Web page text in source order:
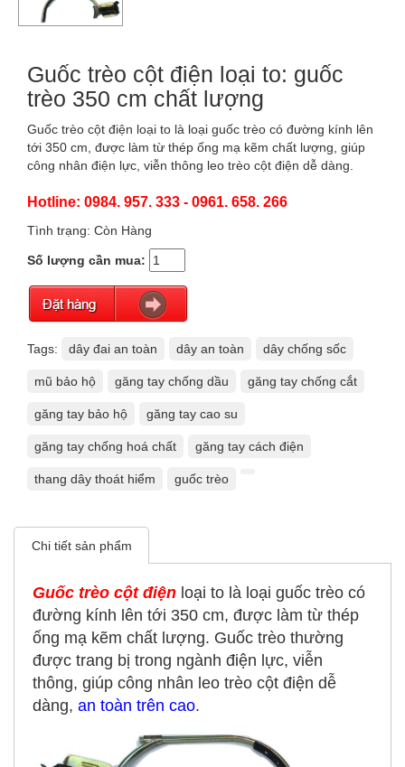
Guốc trèo cột điện loại to: guốc
trèo 350 cm chất lượng
Guốc trèo cột điện loại to là loại guốc trèo có đường kính lên
tới 350 cm, được làm từ thép ống mạ kẽm chất lượng, giúp
công nhân điện lực, viễn thông leo trèo cột điện dễ dàng.
Hotline: 0984. 957. 333 - 0961. 658. 266
Tình trạng: Còn Hàng
Số lượng cần mua:
Tags: dây đai an toàn dây an toàn dây chống sốc
mũ bảo hộ găng tay chống dầu găng tay chống cắt
găng tay bảo hộ găng tay cao su
găng tay chống hoá chất găng tay cách điện
thang dây thoát hiểm guốc trèo
Chi tiết sản phẩm
Guốc trèo cột điện loại to là loại guốc trèo có
đường kính lên tới 350 cm, được làm từ thép
ống mạ kẽm chất lượng. Guốc trèo thường
được trang bị trong ngành điện lực, viễn
thông, giúp công nhân leo trèo cột điện dễ
dàng, an toàn trên cao.